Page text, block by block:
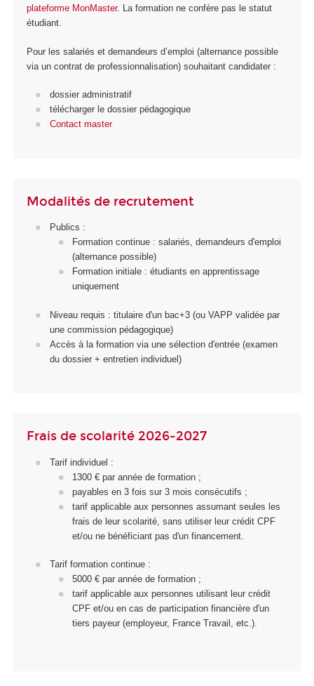
plateforme MonMaster. La formation ne confère pas le statut
étudiant.
Pour les salariés et demandeurs d’emploi (alternance possible
via un contrat de professionnalisation) souhaitant candidater :
dossier administratif
télécharger le dossier pédagogique
Contact master
Modalités de recrutement
Publics :
Formation continue : salariés, demandeurs d'emploi
(alternance possible)
Formation initiale : étudiants en apprentissage
uniquement
Niveau requis : titulaire d'un bac+3 (ou VAPP validée par
une commission pédagogique)
Accès à la formation via une sélection d'entrée (examen
du dossier + entretien individuel)
Frais de scolarité 2026-2027
Tarif individuel :
1300 € par année de formation ;
payables en 3 fois sur 3 mois consécutifs ;
tarif applicable aux personnes assumant seules les
frais de leur scolarité, sans utiliser leur crédit CPF
et/ou ne bénéficiant pas d'un financement.
Tarif formation continue :
5000 € par année de formation ;
tarif applicable aux personnes utilisant leur crédit
CPF et/ou en cas de participation financière d'un
tiers payeur (employeur, France Travail, etc.).